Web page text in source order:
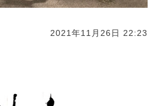
2021年11月26日 22:23